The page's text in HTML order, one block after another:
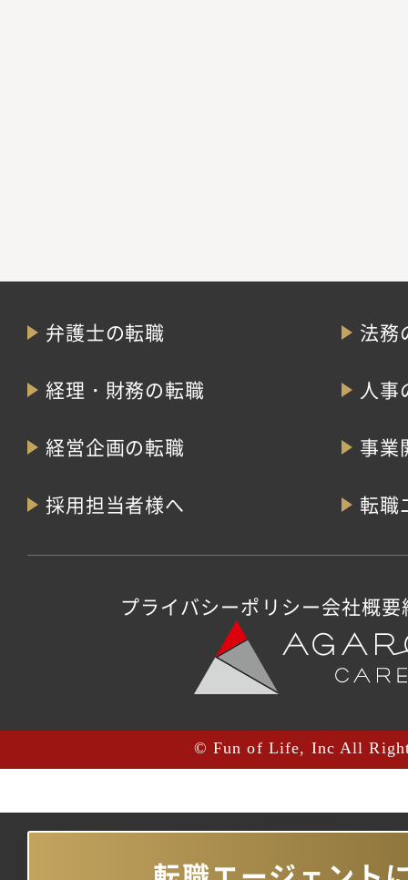
弁護士の転職 法務
経理・財務の転職 人事
経営企画の転職 事業
採用担当者様へ 転職
プライバシーポリシー会社概要
© Fun of Life, Inc All Right